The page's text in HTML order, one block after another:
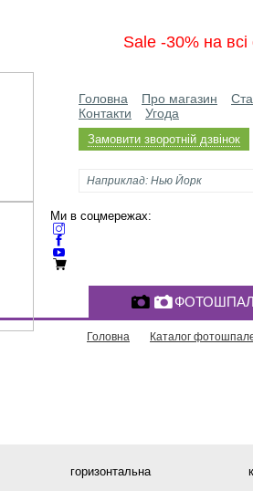
Sale -30% на
Головна Про магазин
Контакти
Угода
Замовити зворотній дзвінок
Ми в соцмережах:
Головна Каталог
горизонтальна